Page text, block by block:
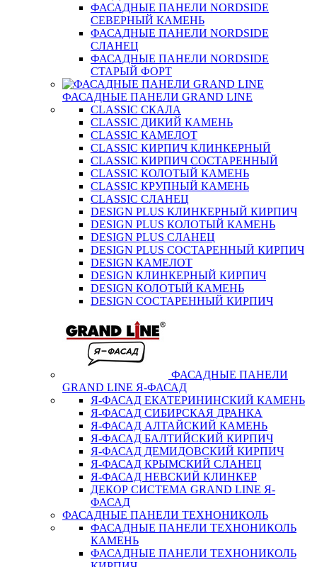
ФАСАДНЫЕ ПАНЕЛИ NORDSIDE
СЕВЕРНЫЙ КАМЕНЬ
ФАСАДНЫЕ ПАНЕЛИ NORDSIDE
СЛАНЕЦ
ФАСАДНЫЕ ПАНЕЛИ NORDSIDE
СТАРЫЙ ФОРТ
ФАСАДНЫЕ ПАНЕЛИ GRAND LINE
CLASSIC СКАЛА
CLASSIC ДИКИЙ КАМЕНЬ
CLASSIC КАМЕЛОТ
CLASSIC КИРПИЧ КЛИНКЕРНЫЙ
CLASSIC КИРПИЧ СОСТАРЕННЫЙ
CLASSIC КОЛОТЫЙ КАМЕНЬ
CLASSIC КРУПНЫЙ КАМЕНЬ
CLASSIC СЛАНЕЦ
DESIGN PLUS КЛИНКЕРНЫЙ КИРПИЧ
DESIGN PLUS КОЛОТЫЙ КАМЕНЬ
DESIGN PLUS СЛАНЕЦ
DESIGN PLUS СОСТАРЕННЫЙ КИРПИЧ
DESIGN КАМЕЛОТ
DESIGN КЛИНКЕРНЫЙ КИРПИЧ
DESIGN КОЛОТЫЙ КАМЕНЬ
DESIGN СОСТАРЕННЫЙ КИРПИЧ
ФАСАДНЫЕ ПАНЕЛИ
GRAND LINE Я-ФАСАД
Я-ФАСАД ЕКАТЕРИНИНСКИЙ КАМЕНЬ
Я-ФАСАД СИБИРСКАЯ ДРАНКА
Я-ФАСАД АЛТАЙСКИЙ КАМЕНЬ
Я-ФАСАД БАЛТИЙСКИЙ КИРПИЧ
Я-ФАСАД ДЕМИДОВСКИЙ КИРПИЧ
Я-ФАСАД КРЫМСКИЙ СЛАНЕЦ
Я-ФАСАД НЕВСКИЙ КЛИНКЕР
ДЕКОР СИСТЕМА GRAND LINE Я-
ФАСАД
ФАСАДНЫЕ ПАНЕЛИ ТЕХНОНИКОЛЬ
ФАСАДНЫЕ ПАНЕЛИ ТЕХНОНИКОЛЬ
КАМЕНЬ
ФАСАДНЫЕ ПАНЕЛИ ТЕХНОНИКОЛЬ